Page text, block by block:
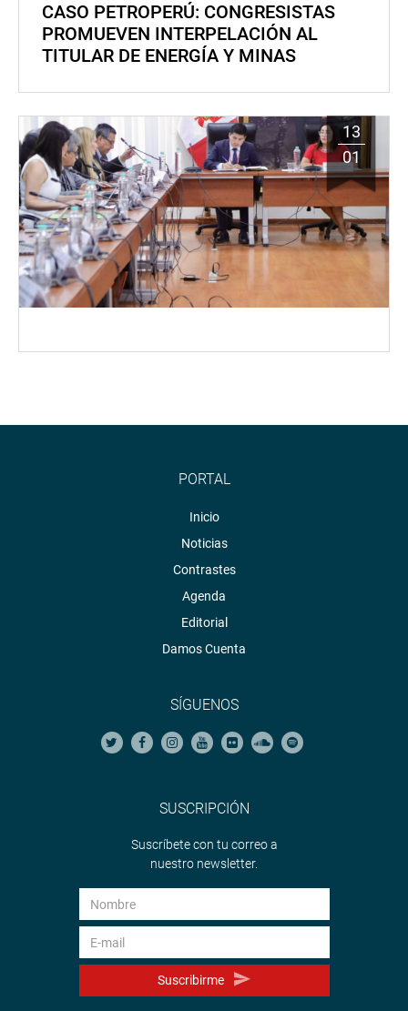
CASO PETROPERÚ: CONGRESISTAS
PROMUEVEN INTERPELACIÓN AL
TITULAR DE ENERGÍA Y MINAS
13
01
PORTAL
Inicio
Noticias
Contrastes
Agenda
Editorial
Damos Cuenta
SÍGUENOS
SUSCRIPCIÓN
Suscríbete con tu correo a
nuestro newsletter.
Suscribirme